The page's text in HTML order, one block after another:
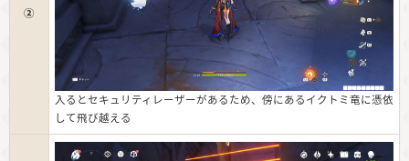
②
入るとセキュリティレーザーがあるため、傍にあるイクトミ竜に憑依
して飛び越える